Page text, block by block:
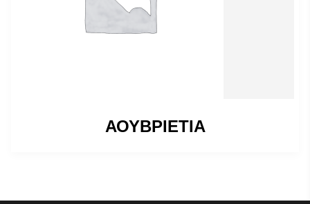
ΑΟΥΒΡΙΕΤΙΑ